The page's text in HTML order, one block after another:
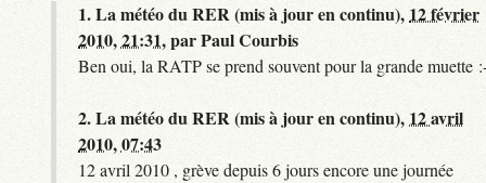
1.La météo du RER (mis à jour en continu), 12 février
2010, 21:31,parPaul Courbis
Ben oui, la RATP se prend souvent pour la grande muette
2.La météo du RER (mis à jour en continu), 12 avril
2010, 07:43
12 avril 2010 , grève depuis 6 jours encore une journée